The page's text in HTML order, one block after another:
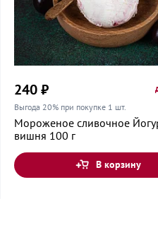
240 ₽
Выгода 20% при покупке 1 шт.
Мороженое сливочное
вишня 100 г
В корзину